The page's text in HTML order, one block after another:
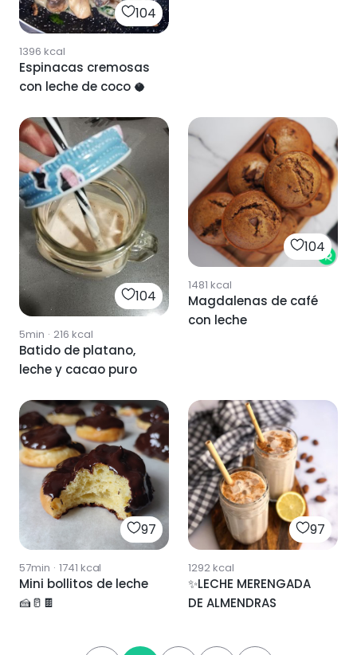
104
1396 kcal
Espinacas cremosas
con leche de coco 🥥
104
5min · 216 kcal
Batido de platano,
leche y cacao puro
104
1481 kcal
Magdalenas de café
con leche
97
57min · 1741 kcal
Mini bollitos de leche
🍰🥛🍫
97
1292kcal
✨LECHE MERENGADA
DE ALMENDRAS